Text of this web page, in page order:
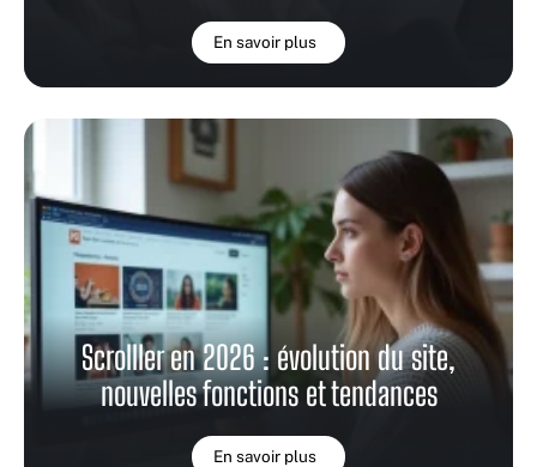
En savoir plus
Scrolller en 2026 : évolution du site,
nouvelles fonctions et tendances
En savoir plus